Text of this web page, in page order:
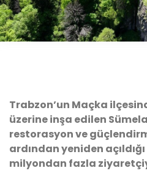
Trabzon’un Maçka
üzerine inşa edilen
restorasyon ve
ardından yeniden açıldığı
milyondan fazla